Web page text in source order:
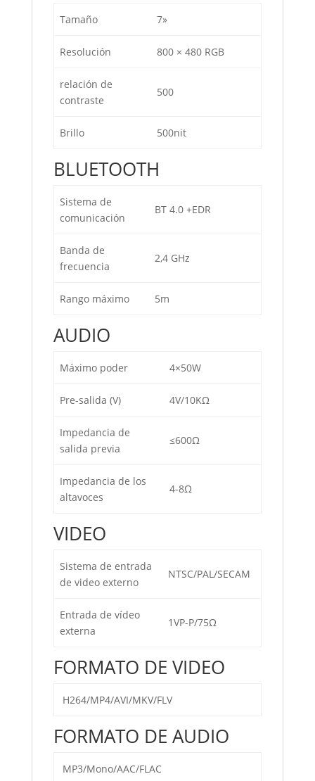
Tamaño 7»
Resolución 800 × 480 RGB
relación de
contraste
500
Brillo 500nit
BLUETOOTH
Sistema de
comunicación
BT 4.0 +EDR
Banda de
frecuencia
2,4 GHz
Rango máximo 5m
AUDIO
Máximo poder 4×50W
Pre-salida (V) 4V/10KΩ
Impedancia de
salida previa
≤600Ω
Impedancia de los
altavoces
4-8Ω
VIDEO
Sistema de entrada
de video externo
NTSC/PAL/SECAM
Entrada de vídeo
externa
1VP-P/75Ω
FORMATO DE VIDEO
H264/MP4/AVI/MKV/FLV
FORMATO DE AUDIO
MP3/Mono/AAC/FLAC